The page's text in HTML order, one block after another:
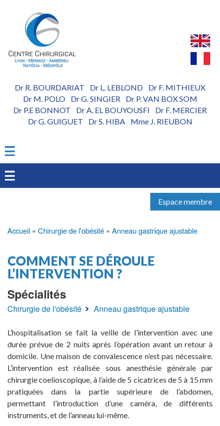
Dr R. BOURDARIAT Dr L. LEBLOND
Dr F. MITHIEUX
Dr M. POLO- Dr G. SINGIER- Dr P. VAN BOX SOM
Dr P.E BONNOT
Dr A. EL BOUYOUSFI
Dr F. MERCIER
Dr G. GUIGUET
Dr S. HIBA- Mme J. RIEUBON
Espace membre
d'Ariane
Accueil Chirurgie de l'obésité Anneau gastrique ajustable
COMMENT SE DÉROULE
L’INTERVENTION ?
Spécialités
Chirurgie de l'obésité Anneau gastrique ajustable
L’hospitalisation se fait la veille de l’intervention avec une
durée prévue de 2 nuits après l’opération avant un retour à
domicile. Une maison de convalescence n’est pas nécessaire.
L’intervention est réalisée sous anesthésie générale par
chirurgie coelioscopique, à l’aide de 5 cicatrices de 5 à 15 mm
pratiquées dans la partie supérieure de l’abdomen,
permettant l’introduction d’une caméra, de différents
instruments, et de l’anneau lui-même.